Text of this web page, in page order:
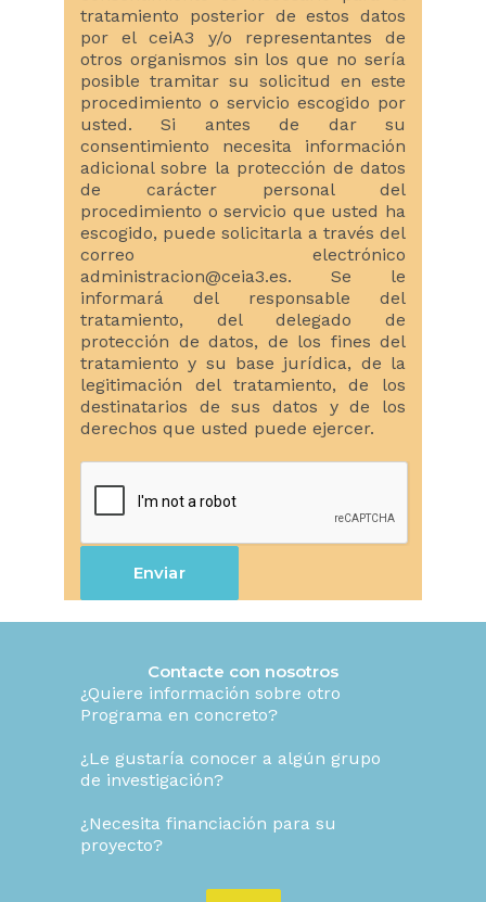
tratamiento posterior de estos datos
por el ceiA3 y/o representantes de
otros organismos sin los que no sería
posible tramitar su solicitud en este
procedimiento o servicio escogido por
usted. Si antes de dar su
consentimiento necesita información
adicional sobre la protección de datos
de carácter personal del
procedimiento o servicio que usted ha
escogido, puede solicitarla a través del
correo electrónico
administracion@ceia3.es. Se le
informará del responsable del
tratamiento, del delegado de
protección de datos, de los fines del
tratamiento y su base jurídica, de la
legitimación del tratamiento, de los
destinatarios de sus datos y de los
derechos que usted puede ejercer.
Contacte con nosotros
¿Quiere información sobre otro
Programa en concreto?
¿Le gustaría conocer a algún grupo
de investigación?
¿Necesita financiación para su
proyecto?